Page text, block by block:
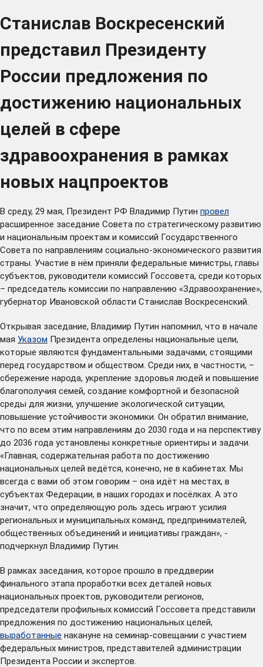
Станислав Воскресенский
представил Президенту
России предложения по
достижению национальных
целей в сфере
здравоохранения в рамках
новых нацпроектов
В среду, 29 мая, Президент РФ Владимир Путин провел
расширенное заседание Совета по стратегическому развитию
и национальным проектам и комиссий Государственного
Совета по направлениям социально-экономического развития
страны. Участие в нём приняли федеральные министры, главы
субъектов, руководители комиссий Госсовета, среди которых
– председатель комиссии по направлению «Здравоохранение»,
губернатор Ивановской области Станислав Воскресенский.
Открывая заседание, Владимир Путин напомнил, что в начале
мая Указом Президента определены национальные цели,
которые являются фундаментальными задачами, стоящими
перед государством и обществом. Среди них, в частности, –
сбережение народа, укрепление здоровья людей и повышение
благополучия семей, создание комфортной и безопасной
среды для жизни, улучшение экологической ситуации,
повышение устойчивости экономики. Он обратил внимание,
что по всем этим направлениям до 2030 года и на перспективу
до 2036 года установлены конкретные ориентиры и задачи.
«Главная, содержательная работа по достижению
национальных целей ведётся, конечно, не в кабинетах. Мы
всегда с вами об этом говорим – она идёт на местах, в
субъектах Федерации, в наших городах и посёлках. А это
значит, что определяющую роль здесь играют усилия
региональных и муниципальных команд, предпринимателей,
общественных объединений и инициативы граждан», -
подчеркнул Владимир Путин.
В рамках заседания, которое прошло в преддверии
финального этапа проработки всех деталей новых
национальных проектов, руководители регионов,
председатели профильных комиссий Госсовета представили
предложения по достижению национальных целей,
выработанные накануне на семинар-совещании с участием
федеральных министров, представителей администрации
Президента России и экспертов.